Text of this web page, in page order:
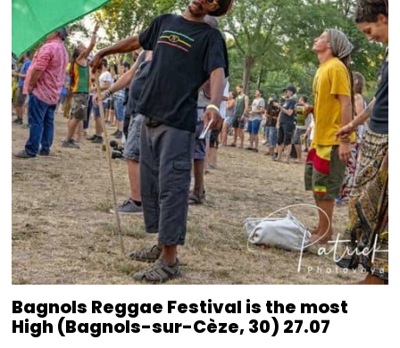
Bagnols Reggae Festival is the most
High (Bagnols-sur-Cèze, 30) 27.07